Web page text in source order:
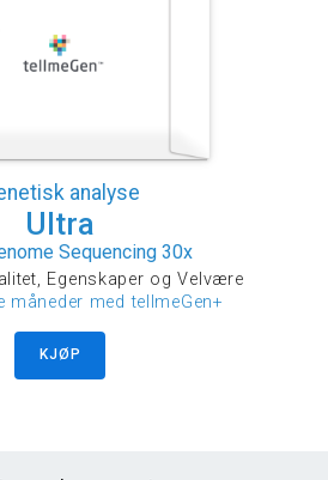
analyse
Ultra
Sequencing 30x
Egenskaper og Velvære
måneder med tellmeGen+
KJØP